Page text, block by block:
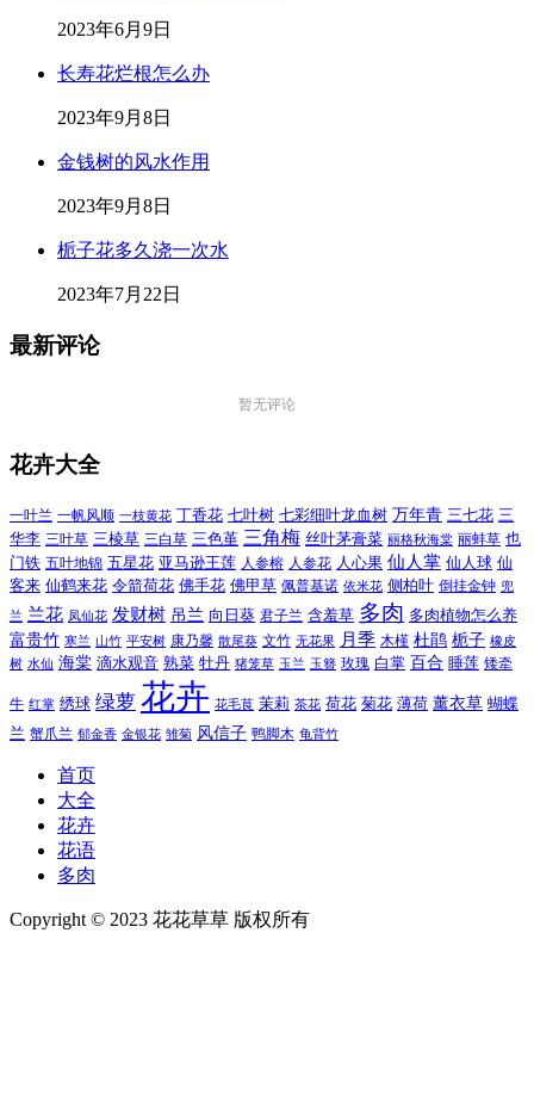
2023年6月9日
长寿花烂根怎么办
2023年9月8日
金钱树的风水作用
2023年9月8日
栀子花多久浇一次水
2023年7月22日
最新评论
暂无评论
花卉大全
一叶兰 一帆风顺 一枝黄花 丁香花 七叶树 七彩细叶龙血树 万年青 三七花 三
华李 三叶草 三棱草 三白草 三色堇 三角梅 丝叶茅膏菜 丽格秋海棠 丽蚌草 也
门铁 五叶地锦 五星花 亚马逊王莲 人参榕 人参花 人心果 仙人掌 仙人球 仙
客来 仙鹤来花 令箭荷花 佛手花 佛甲草 佩普基诺 依米花 侧柏叶 倒挂金钟 兜
兰 兰花 凤仙花 发财树 吊兰 向日葵 君子兰 含羞草 多肉 多肉植物怎么养
富贵竹 寒兰 山竹 平安树 康乃馨 散尾葵 文竹 无花果 月季 木槿 杜鹃 栀子 橡皮
树 水仙 海棠 滴水观音 熟菜 牡丹 猪笼草 玉兰 玉簪 玫瑰 白掌 百合 睡莲 矮牵
牛 红掌 绣球 绿萝 花卉 花毛茛 茉莉 茶花 荷花 菊花 薄荷 薰衣草 蝴蝶
兰 蟹爪兰 郁金香 金银花 雏菊 风信子 鸭脚木 龟背竹
首页
大全
花卉
花语
多肉
Copyright © 2023 花花草草 版权所有